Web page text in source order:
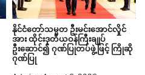
နိုင်ငံတော်သမ္မတ ဦးမင်းအောင်လှိုင်
အား ထိုင်းဒုတိယဝန်ကြီးချုပ်
ဦးဆောင်၍ ဂုဏ်ပြုတပ်ဖွဲ့ဖြင့် ကြိုဆို
ဂုဏ်ပြု